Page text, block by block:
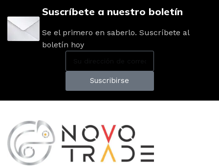
Suscríbete a nuestro boletín
Se el primero en saberlo. Suscríbete al
boletín hoy
Suscribirse